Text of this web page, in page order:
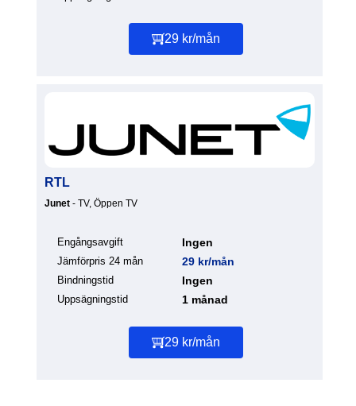
29 kr/mån
RTL
Junet - TV, Öppen TV
Engångsavgift Ingen
Jämförpris 24 mån 29 kr/mån
Bindningstid Ingen
Uppsägningstid 1 månad
29 kr/mån